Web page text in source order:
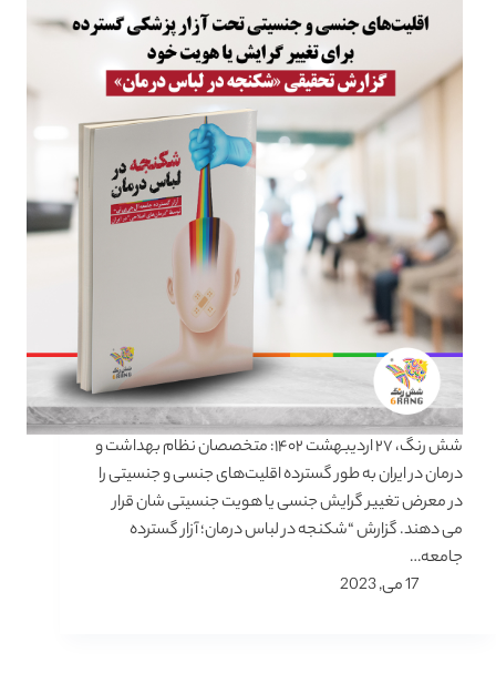
شش رنگ، ۲۷ اردیبهشت ۱۴۰۲: متخصصان نظام بهداشت و
درمان در ایران به طور گسترده اقلیت‌های جنسی و جنسیتی را
در معرض تغییر گرایش جنسی یا هویت جنسیتی شان قرار
می دهند. گزارش “شکنجه در لباس درمان؛ آزار گسترده
جامعه…
17 می, 2023